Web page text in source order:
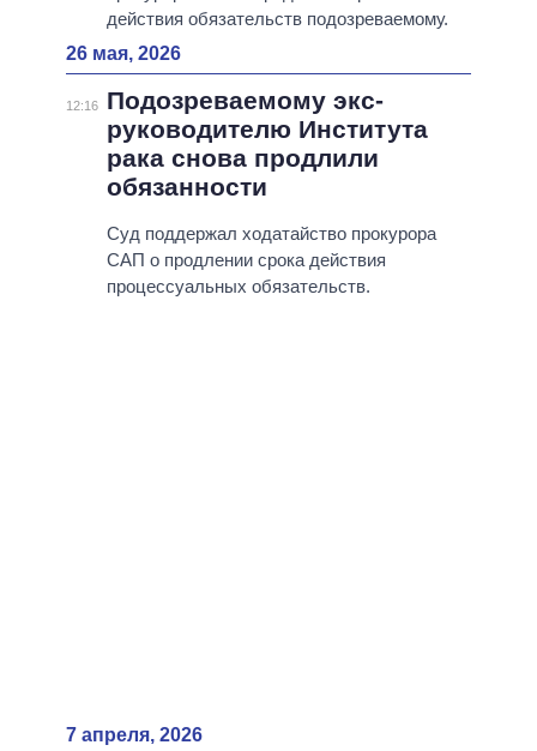
действия обязательств подозреваемому.
26 мая, 2026
12:16
Подозреваемому экс-
руководителю Института
рака снова продлили
обязанности
Суд поддержал ходатайство прокурора
САП о продлении срока действия
процессуальных обязательств.
7 апреля, 2026